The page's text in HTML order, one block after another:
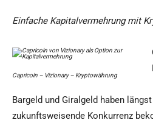
Einfache Kapitalvermehrung mit
Capricoin – Vizionary – Kryptowährung
Bargeld und Giralgeld haben
zukunftsweisende Konkurrenz